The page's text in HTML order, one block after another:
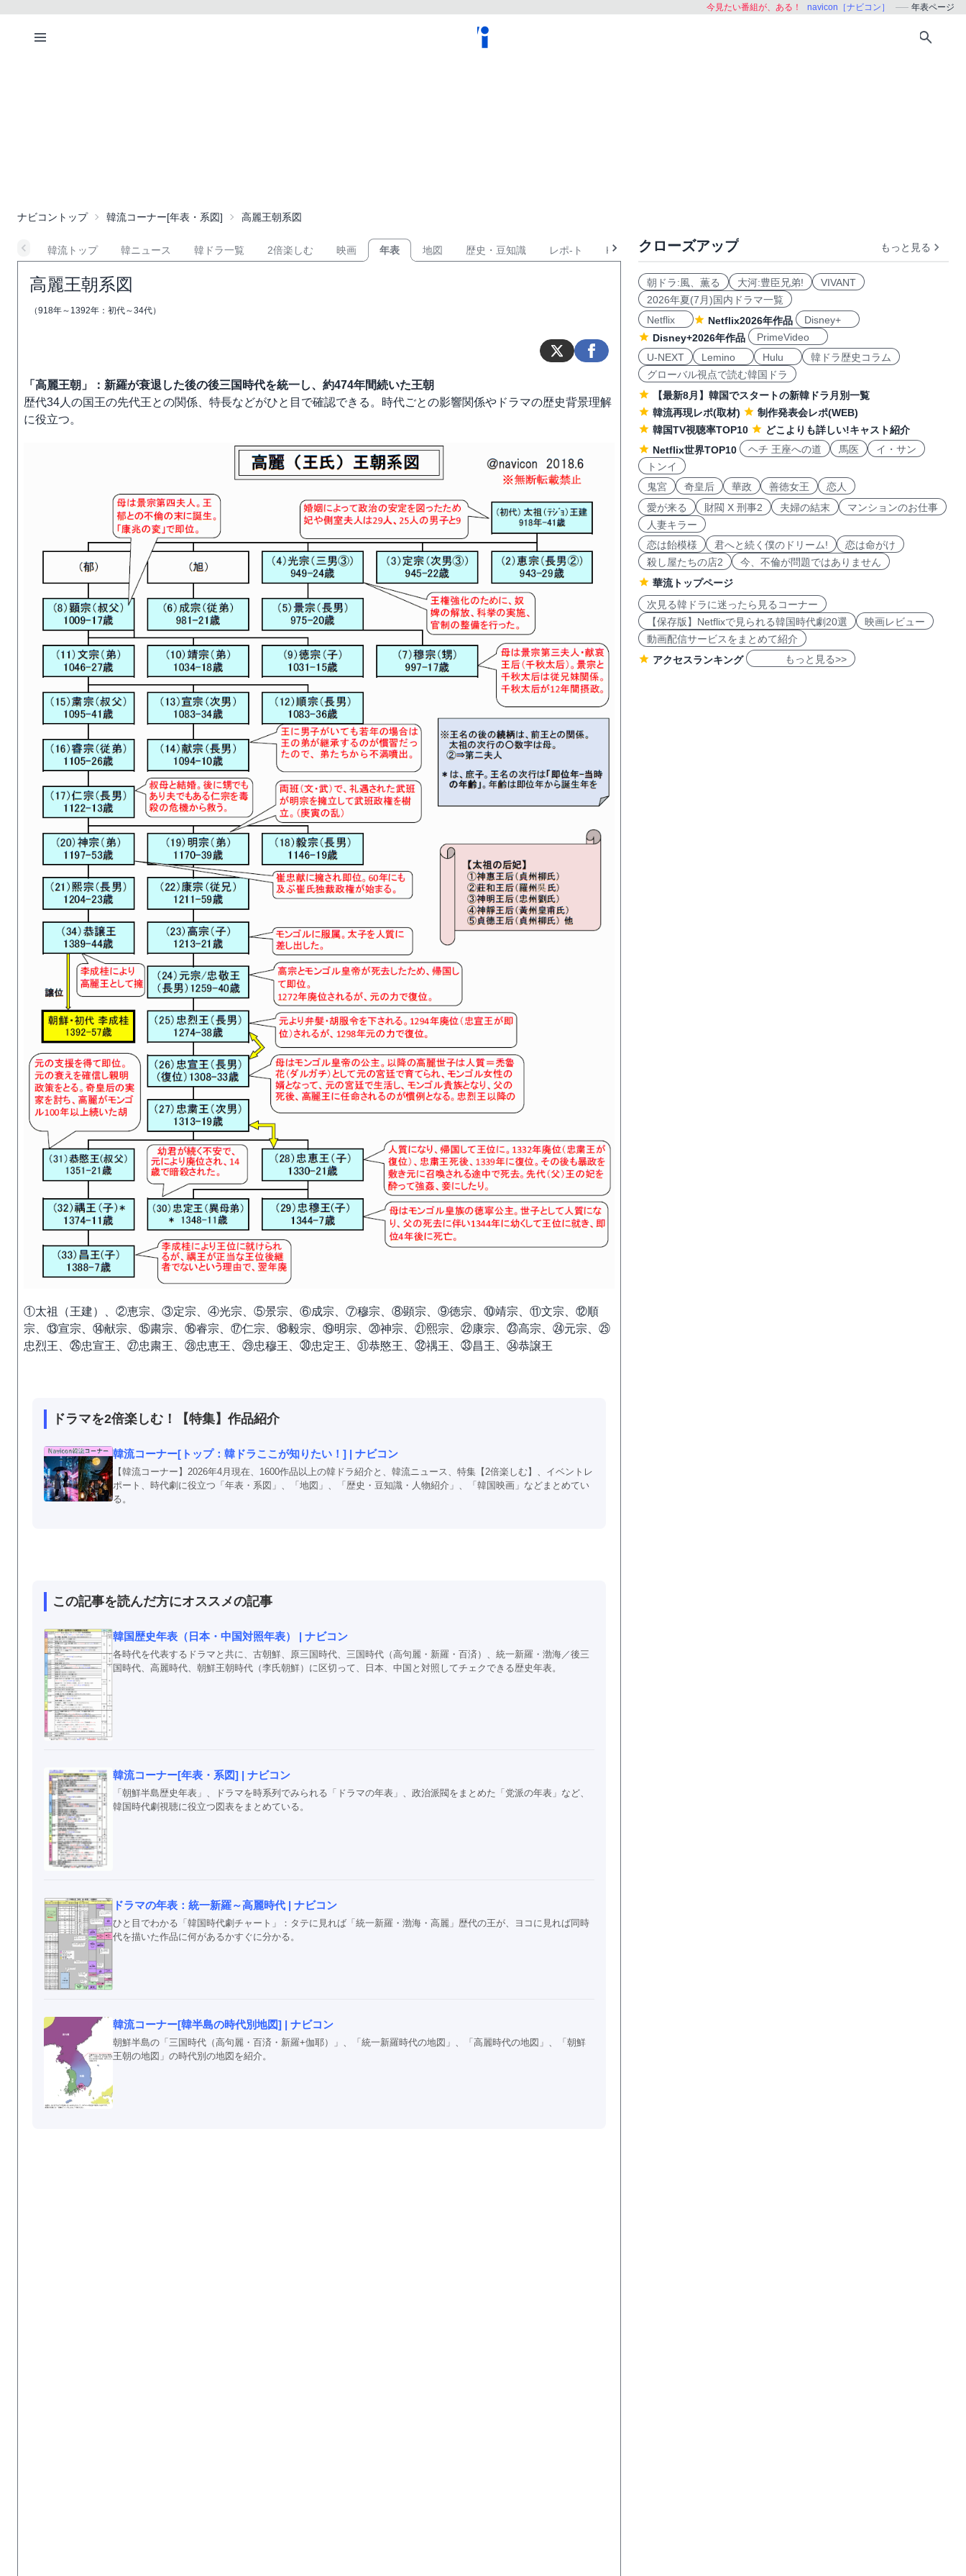
今見たい番組が、ある！ navicon［ナビコン］ 年表ページ
ナビコン トップ 韓流コーナー[年表・系図] 高麗王朝系図
韓流トップ 韓ニュース 韓ドラ一覧 2倍楽しむ 映画 年表 地図 歴史・豆知識 レポ-ト KPOP おすすめ
高麗王朝系図
（918年～1392年：初代～34代）
「高麗王朝」：新羅が衰退した後の後三国時代を統一し、約474年間続いた王朝
歴代34人の国王の先代王との関係、特長などがひと目で確認できる。時代ごとの影響関係やドラマの歴史背景理解
に役立つ。
①太祖（王建）、②恵宗、③定宗、④光宗、⑤景宗、⑥成宗、⑦穆宗、⑧顕宗、⑨徳宗、⑩靖宗、⑪文宗、⑫順
宗、⑬宣宗、⑭献宗、⑮粛宗、⑯睿宗、⑰仁宗、⑱毅宗、⑲明宗、⑳神宗、㉑熙宗、㉒康宗、㉓高宗、㉔元宗、㉕
忠烈王、㉖忠宣王、㉗忠粛王、㉘忠恵王、㉙忠穆王、㉚忠定王、㉛恭愍王、㉜禑王、㉝昌王、㉞恭譲王
ドラマを2倍楽しむ！【特集】作品紹介
韓流コーナー[トップ：韓ドラここが知りたい！] | ナビコン
【韓流コーナー】2026年4月現在、1600作品以上の韓ドラ紹介と、韓流ニュース、特集【2倍楽しむ】、イベントレ
ポート、時代劇に役立つ「年表・系図」、「地図」、「歴史・豆知識・人物紹介」、「韓国映画」などまとめてい
る。
この記事を読んだ方にオススメの記事
韓国歴史年表（日本・中国対照年表） | ナビコン
各時代を代表するドラマと共に、古朝鮮、原三国時代、三国時代（高句麗・新羅・百済）、統一新羅・渤海／後三
国時代、高麗時代、朝鮮王朝時代（李氏朝鮮）に区切って、日本、中国と対照してチェクできる歴史年表。
韓流コーナー[年表・系図] | ナビコン
「朝鮮半島歴史年表」、ドラマを時系列でみられる「ドラマの年表」、政治派閥をまとめた「党派の年表」など、
韓国時代劇視聴に役立つ図表をまとめている。
ドラマの年表：統一新羅～高麗時代 | ナビコン
ひと目でわかる「韓国時代劇チャート」：タテに見れば「統一新羅・渤海・高麗」歴代の王が、ヨコに見れば同時
代を描いた作品に何があるかすぐに分かる。
韓流コーナー[韓半島の時代別地図] | ナビコン
朝鮮半島の「三国時代（高句麗・百済・新羅+伽耶）」、「統一新羅時代の地図」、「高麗時代の地図」、「朝鮮
王朝の地図」の時代別の地図を紹介。
クローズアップ もっと見る
朝ドラ:風、薫る 大河:豊臣兄弟!
VIVANT
2026年夏(7月)国内ドラマ一覧
Netflix
Netflix2026年作品
Disney+
Disney+2026年作品
PrimeVideo
U-NEXT
Lemino Hulu
韓ドラ歴史コラム
グローバル視点で読む韓国ドラ
【最新8月】韓国でスタートの新韓ドラ月別一覧
韓流再現レポ(取材)
制作発表会レポ(WEB)
韓国TV視聴率TOP10
どこよりも詳しい!キャスト紹介
Netflix世界TOP10
ヘチ 王座への道 馬医
イ・サン
トンイ
鬼宮
奇皇后 華政 善徳女王
恋人
愛が来る
財閥 X 刑事2 夫婦の結末
マンションのお仕事
人妻キラー
恋は飴模様
君へと続く僕のドリーム!
恋は命がけ
殺し屋たちの店2
今、不倫が問題ではありません
華流トップページ
次見る韓ドラに迷ったら見るコーナー
【保存版】Netflixで見られる韓国時代劇20選
映画レビュー
動画配信サービスをまとめて紹介
アクセスランキング
もっと見る>>